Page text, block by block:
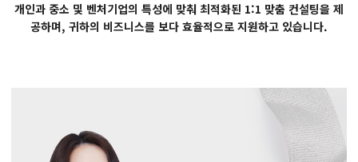
개인과 중소 및 벤처기업의 특성에 맞춰 최적화된 1:1 맞춤 컨설팅을 제
공하며, 귀하의 비즈니스를 보다 효율적으로 지원하고 있습니다.